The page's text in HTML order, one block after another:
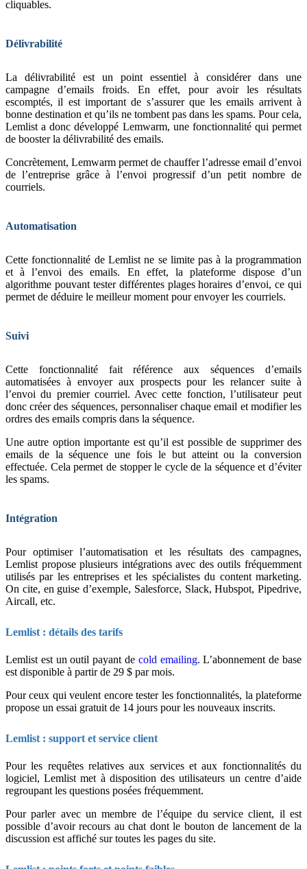
cliquables.
Délivrabilité
La délivrabilité est un point essentiel à considérer dans une
campagne d’emails froids. En effet, pour avoir les résultats
escomptés, il est important de s’assurer que les emails arrivent à
bonne destination et qu’ils ne tombent pas dans les spams. Pour cela,
Lemlist a donc développé Lemwarm, une fonctionnalité qui permet
de booster la délivrabilité des emails.
Concrètement, Lemwarm permet de chauffer l’adresse email d’envoi
de l’entreprise grâce à l’envoi progressif d’un petit nombre de
courriels.
Automatisation
Cette fonctionnalité de Lemlist ne se limite pas à la programmation
et à l’envoi des emails. En effet, la plateforme dispose d’un
algorithme pouvant tester différentes plages horaires d’envoi, ce qui
permet de déduire le meilleur moment pour envoyer les courriels.
Suivi
Cette fonctionnalité fait référence aux séquences d’emails
automatisées à envoyer aux prospects pour les relancer suite à
l’envoi du premier courriel. Avec cette fonction, l’utilisateur peut
donc créer des séquences, personnaliser chaque email et modifier les
ordres des emails compris dans la séquence.
Une autre option importante est qu’il est possible de supprimer des
emails de la séquence une fois le but atteint ou la conversion
effectuée. Cela permet de stopper le cycle de la séquence et d’éviter
les spams.
Intégration
Pour optimiser l’automatisation et les résultats des campagnes,
Lemlist propose plusieurs intégrations avec des outils fréquemment
utilisés par les entreprises et les spécialistes du content marketing.
On cite, en guise d’exemple, Salesforce, Slack, Hubspot, Pipedrive,
Aircall, etc.
Lemlist : détails des tarifs
Lemlist est un outil payant de cold emailing. L’abonnement de base
est disponible à partir de 29 $ par mois.
Pour ceux qui veulent encore tester les fonctionnalités, la plateforme
propose un essai gratuit de 14 jours pour les nouveaux inscrits.
Lemlist : support et service client
Pour les requêtes relatives aux services et aux fonctionnalités du
logiciel, Lemlist met à disposition des utilisateurs un centre d’aide
regroupant les questions posées fréquemment.
Pour parler avec un membre de l’équipe du service client, il est
possible d’avoir recours au chat dont le bouton de lancement de la
discussion est affiché sur toutes les pages du site.